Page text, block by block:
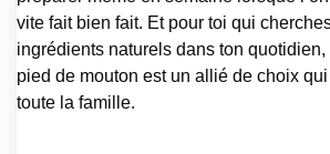
vite fait bien fait. Et pour toi qui
ingrédients naturels dans ton
pied de mouton est un allié de choix
toute la famille.